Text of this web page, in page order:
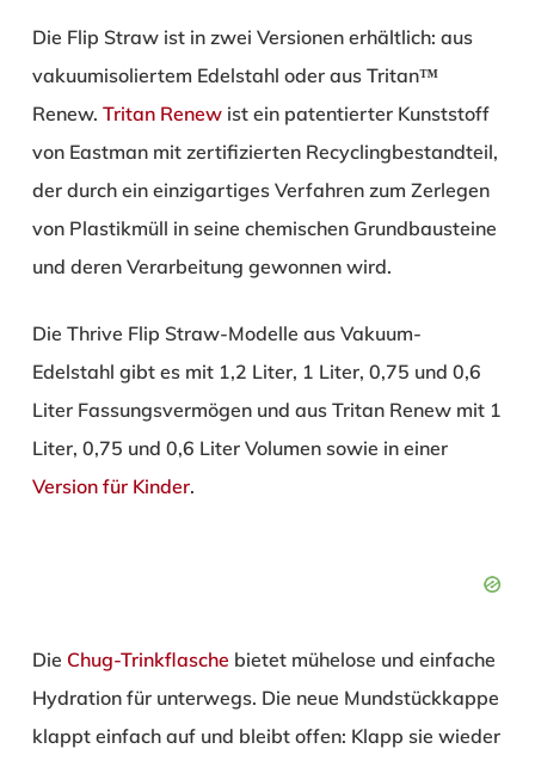
Die Flip Straw ist in zwei Versionen erhältlich: aus
vakuumisoliertem Edelstahl oder aus Tritan™
Renew. Tritan Renewist ein patentierter Kunststoff
von Eastman mit zertifizierten Recyclingbestandteil,
der durch ein einzigartiges Verfahren zum Zerlegen
von Plastikmüll in seine chemischen Grundbausteine
und deren Verarbeitung gewonnen wird.
Die Thrive Flip Straw-Modelle aus Vakuum-
Edelstahl gibt es mit 1,2 Liter, 1 Liter, 0,75 und 0,6
Liter Fassungsvermögen und aus Tritan Renew mit 1
Liter, 0,75 und 0,6 Liter Volumen sowie in einer
Version für Kinder.
Die Chug-Trinkflasche bietet mühelose und einfache
Hydration für unterwegs. Die neue Mundstückkappe
klappt einfach auf und bleibt offen: Klapp sie wieder